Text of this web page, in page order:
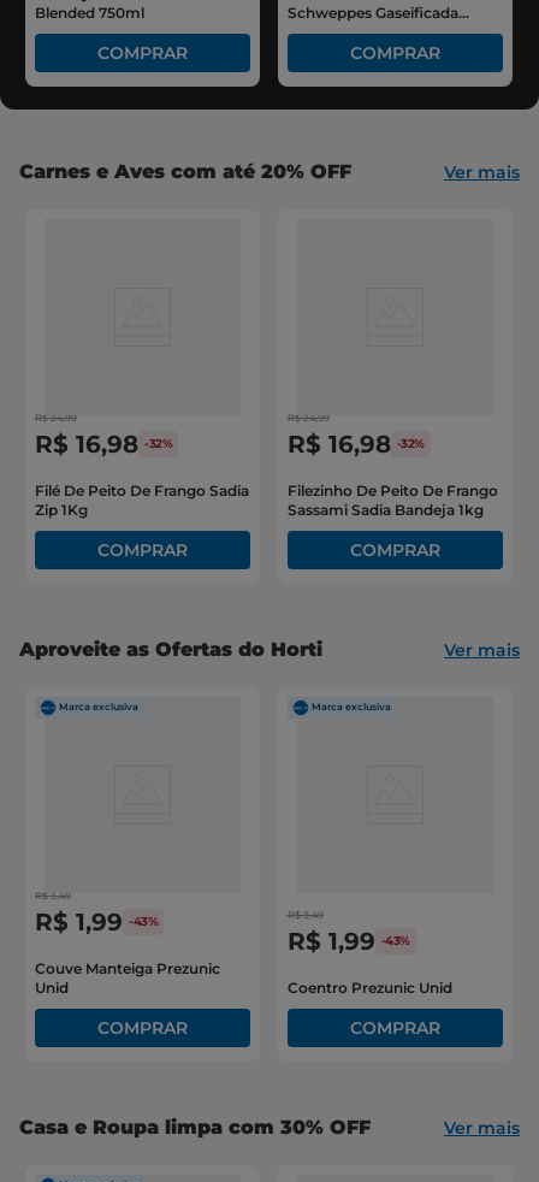
Blended 750ml
Schweppes Gaseificada
Spritz Mixed Garrafa 250ml
Carnes e Aves com até 20% OFF Ver mais
R$ 24,99
R$ 16,98 -32%
Filé De Peito De Frango Sadia
Zip 1Kg
R$ 24,99
R$ 16,98 -32%
Filezinho De Peito De Frango
Sassami Sadia Bandeja 1kg
Aproveite as Ofertas do Horti Ver mais
R$ 3,49
R$ 1,99 -43%
Couve Manteiga Prezunic
Unid
R$ 3,49
R$ 1,99 -43%
Coentro Prezunic Unid
Casa e Roupa limpa com 30% OFF Ver mais